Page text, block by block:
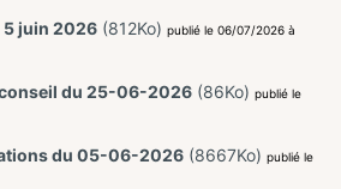
5 juin 2026 (812Ko)publié le 06/07/2026 à
du 25-06-2026 (86Ko)publié le
du 05-06-2026 (8667Ko)publié le